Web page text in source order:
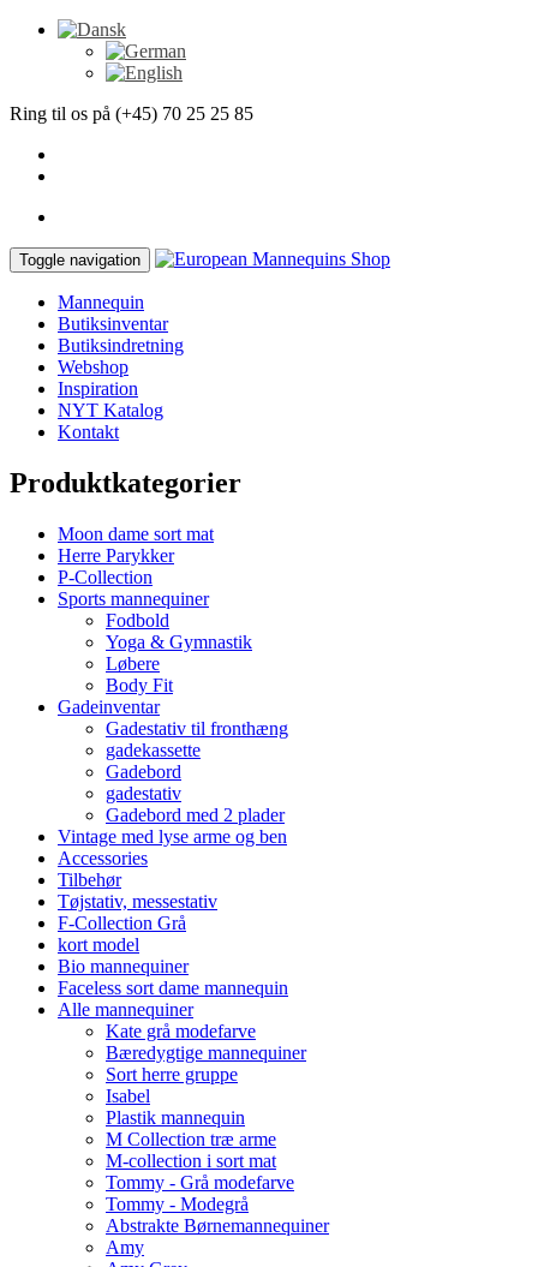
Ring til os på (+45) 70 25 25 85
Toggle navigation
Mannequin
Butiksinventar
Butiksindretning
Webshop
Inspiration
NYT Katalog
Kontakt
Produktkategorier
Moon dame sort mat
Herre Parykker
P-Collection
Sports mannequiner
Fodbold
Yoga & Gymnastik
Løbere
Body Fit
Gadeinventar
Gadestativ til fronthæng
gadekassette
Gadebord
gadestativ
Gadebord med 2 plader
Vintage med lyse arme og ben
Accessories
Tilbehør
Tøjstativ, messestativ
F-Collection Grå
kort model
Bio mannequiner
Faceless sort dame mannequin
Alle mannequiner
Kate grå modefarve
Bæredygtige mannequiner
Sort herre gruppe
Isabel
Plastik mannequin
M Collection træ arme
M-collection i sort mat
Tommy - Grå modefarve
Tommy - Modegrå
Abstrakte Børnemannequiner
Amy